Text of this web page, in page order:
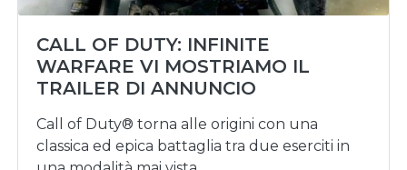
CALL OF DUTY: INFINITE
WARFARE VI MOSTRIAMO IL
TRAILER DI ANNUNCIO
Call of Duty® torna alle origini con una
classica ed epica battaglia tra due eserciti in